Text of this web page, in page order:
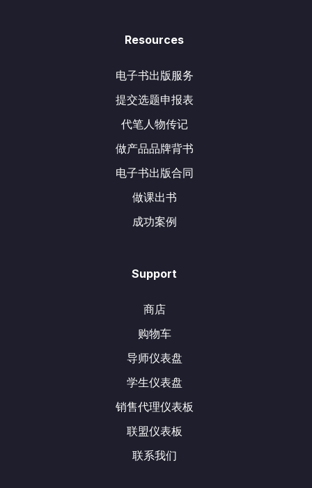
Resources
电子书出版服务
提交选题申报表
代笔人物传记
做产品品牌背书
电子书出版合同
做课出书
成功案例
Support
商店
购物车
导师仪表盘
学生仪表盘
销售代理仪表板
联盟仪表板
联系我们